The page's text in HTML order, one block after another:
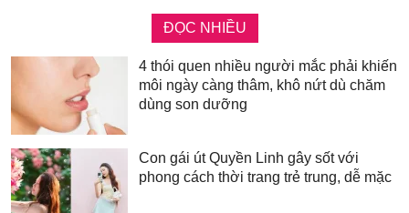
ĐỌC NHIỀU
4 thói quen nhiều người mắc phải khiến
môi ngày càng thâm, khô nứt dù chăm
dùng son dưỡng
Con gái út Quyền Linh gây sốt với
phong cách thời trang trẻ trung, dễ mặc